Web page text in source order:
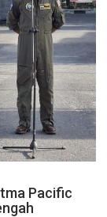
Pacific